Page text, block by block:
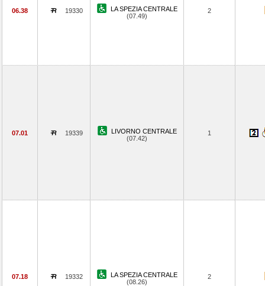
06.38 19330
LA SPEZIA CENTRALE
(07.49)
2
07.01 19339
LIVORNO CENTRALE
(07.42)
1
07.18 19332
LA SPEZIA CENTRALE
(08.26)
2